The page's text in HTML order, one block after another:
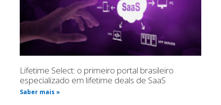
Lifetime Select: o primeiro portal brasileiro
especializado em lifetime deals de SaaS
Saber mais »